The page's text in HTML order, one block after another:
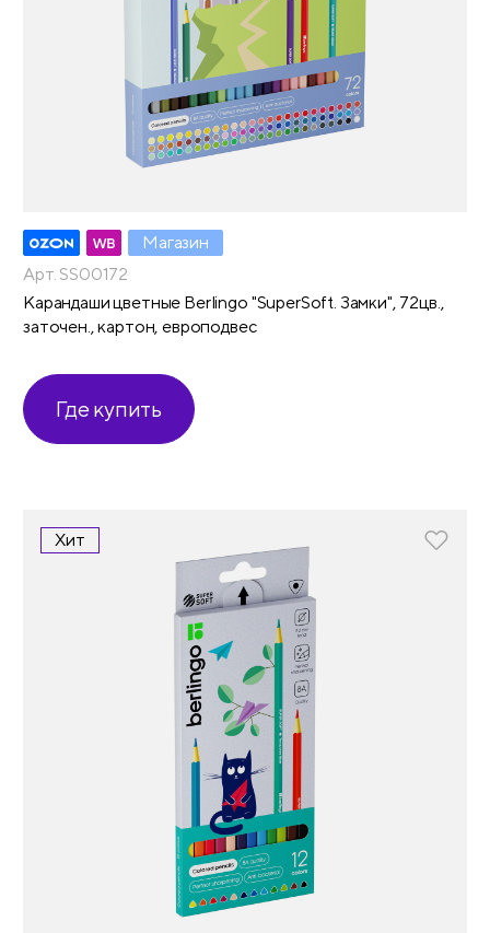
Магазин
Арт. SS00172
Карандаши цветные Berlingo "SuperSoft. Замки", 72цв.,
заточен., картон, европодвес
Где купить
Хит